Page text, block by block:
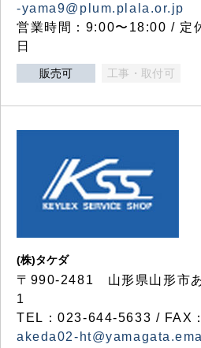
-yama9@plum.plala.or.jp
営業時間：9:00〜18:00 / 定
日
販売可 工事・取付可
(株)タケダ
〒990-2481 山形県山形市
1
TEL：023-644-5633 / FAX
akeda02-